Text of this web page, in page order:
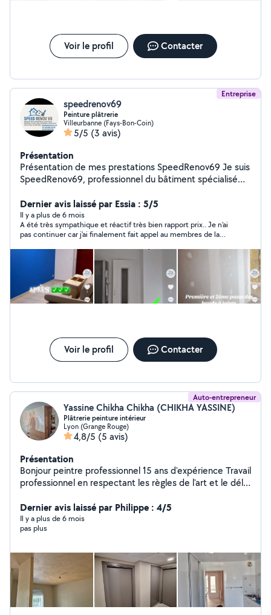
Voir le profil Contacter
Entreprise
speedrenov69
Peinture plâtrerie
Villeurbanne (Fays-Bon-Coin)
5/5 (3 avis)
Présentation
Présentation de mes prestations SpeedRenov69 Je suis
SpeedRenov69, professionnel du bâtiment spécialisé
tout type de chantier avec sérieux, propreté et respect
des délais. Mes domaines de compétences : Peinture
intérieure et extérieure Revêtements de sol : parquet,
carrelage, bande à joints tapisserie toile de verre
ratissage PVC, sol souple Carrelage mur et sol Placo /
Plâtrerie : cloisons, plafonds, enduits Électricité : petits
travaux, installations, mises aux normes Plomberie :
installations, réparations, sanitaires Étanchéité : salles
de bain, cuisines, Énergies renouvelables : installation de
professionnelles, adaptées aux besoins de chaque
client, avec un travail soigné et durable. Contactez
SpeedRenov69 pour un devis ou une visite technique
Dernier avis laissé par Essia : 5/5
Il y a plus de 6 mois
A été très sympathique et réactif très bien rapport prix.. Je n'ai
pas continuer car j'ai finalement fait appel au membres de la
Voir le profil Contacter
Auto-entrepreneur
Yassine Chikha Chikha (CHIKHA YASSINE)
Plâtrerie peinture intérieur
Lyon (Grange Rouge)
4,8/5 (5 avis)
Présentation
Bonjour peintre professionnel 15 ans d'expérience Travail
professionnel en respectant les règles de l'art et le délai
Dernier avis laissé par Philippe : 4/5
Il y a plus de 6 mois
pas plus